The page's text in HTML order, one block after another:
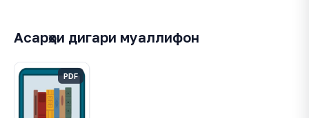
Асарҳои дигари муаллифон
PDF